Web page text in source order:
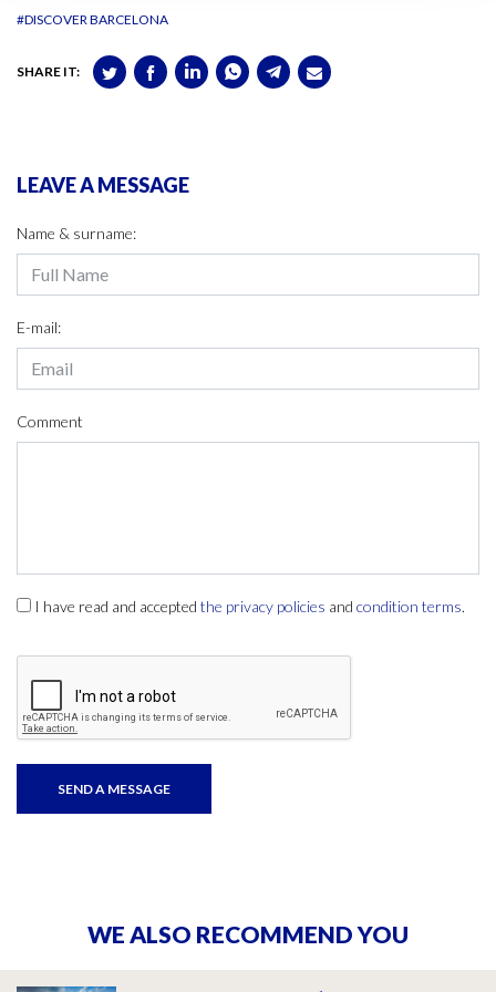
#DISCOVER BARCELONA
SHARE IT:
LEAVE A MESSAGE
Name & surname:
E-mail:
Comment
I have read and accepted the privacy policies and condition terms.
WE ALSO RECOMMEND YOU